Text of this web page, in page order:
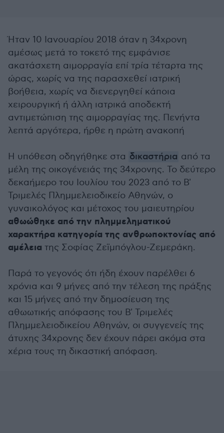
Ήταν 10 Ιανουαρίου 2018 όταν η 34χρονη
αμέσως μετά το τοκετό της εμφάνισε
ακατάσχετη αιμορραγία επί τρία τέταρτα της
ώρας, χωρίς να της παρασχεθεί ιατρική
βοήθεια, χωρίς να διενεργηθεί κάποια
χειρουργική ή άλλη ιατρικά αποδεκτή
αντιμετώπιση της αιμορραγίας της. Πενήντα
λεπτά αργότερα, ήρθε η πρώτη ανακοπή
Η υπόθεση οδηγήθηκε στα δικαστήρια από τα
μέλη της οικογένειάς της 34χρονης. Το δεύτερο
δεκαήμερο του Ιουλίου του 2023 από το Β'
Τριμελές Πλημμελειοδικείο Αθηνών, ο
γυναικολόγος και μέτοχος του μαιευτηρίου
αθωώθηκε από την πλημμεληματικού
χαρακτήρα κατηγορία της ανθρωποκτονίας από
αμέλεια της Σοφίας Ζεϊμπόγλου-Ζεμεράκη.
Παρά το γεγονός ότι ήδη έχουν παρέλθει 6
χρόνια και 9 μήνες από την τέλεση της πράξης
και 15 μήνες από την δημοσίευση της
αθωωτικής απόφασης του Β' Τριμελές
Πλημμελειοδικείου Αθηνών, οι συγγενείς της
άτυχης 34χρονης δεν έχουν πάρει ακόμα στα
χέρια τους τη δικαστική απόφαση.